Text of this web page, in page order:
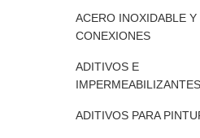
ACERO INOXIDABLE Y
CONEXIONES
ADITIVOS E
IMPERMEABILIZANTES
ADITIVOS PARA